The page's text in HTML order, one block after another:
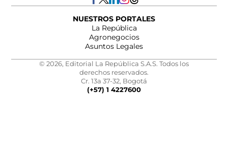
NUESTROS PORTALES
La República
Agronegocios
Asuntos Legales
© 2026, Editorial La República S.A.S. Todos los
derechos reservados.
Cr. 13a 37-32, Bogotá
(+57) 1 4227600